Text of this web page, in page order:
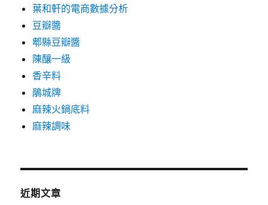
葉和軒的電商數據分析
豆瓣醬
郫縣豆瓣醬
陳釀一級
香辛料
鵑城牌
麻辣火鍋底料
麻辣調味
近期文章